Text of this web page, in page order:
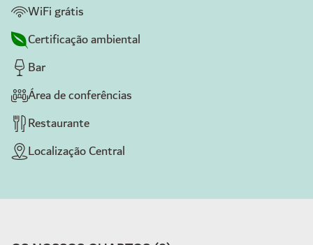
WiFi grátis
Certificação ambiental
Bar
Área de conferências
Restaurante
Localização Central